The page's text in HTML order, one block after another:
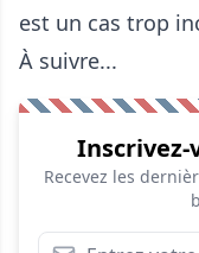
est un cas trop
À suivre...
Recevez les